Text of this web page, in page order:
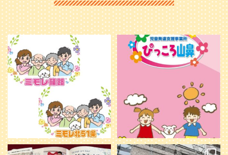
利用者様やご家族の皆さまに、親し
みや温かさが伝わるようなデザイン
を目指し、ミモレのイラストを新し
く作...
20 0
＼ 2026年6月1日 OPEN ／
...
25 0
本日発売のオトンvol.210号に掲載さ
『ぴっころ山鼻』オープンに向けて